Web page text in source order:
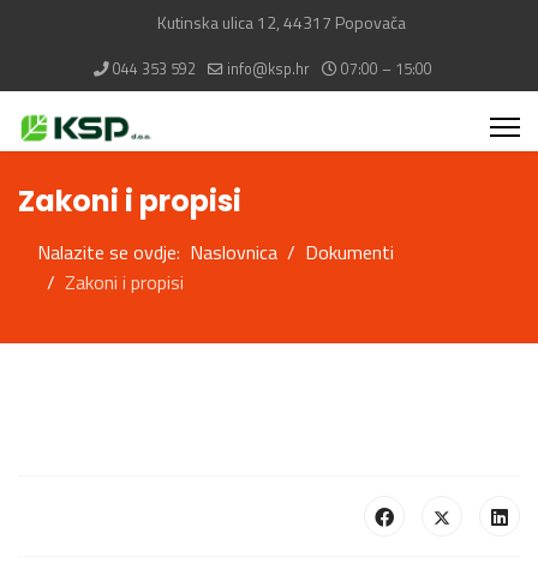
Kutinska ulica 12, 44317 Popovača
044 353 592 info@ksp.hr 07:00 – 15:00
Zakoni i propisi
Nalazite se ovdje: Naslovnica
Dokumenti
Zakoni i propisi